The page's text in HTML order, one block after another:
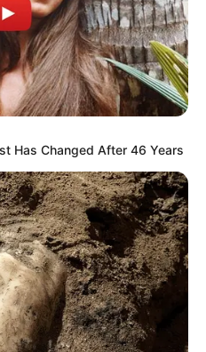
Has Changed After 46 Years